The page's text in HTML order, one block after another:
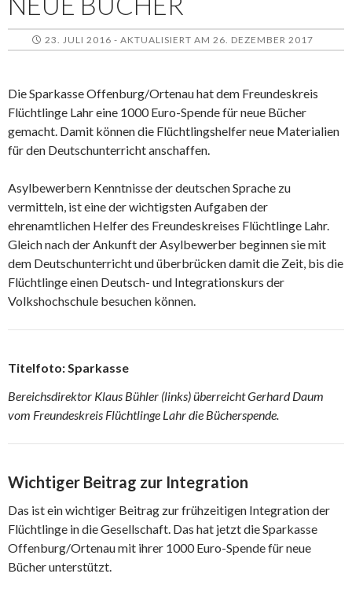
23. JULI 2016 - AKTUALISIERT AM 26. DEZEMBER 2017
Die Sparkasse Offenburg/Ortenau hat dem Freundeskreis
Flüchtlinge Lahr eine 1000 Euro-Spende für neue Bücher
gemacht. Damit können die Flüchtlingshelfer neue Materialien
für den Deutschunterricht anschaffen.
Asylbewerbern Kenntnisse der deutschen Sprache zu
vermitteln, ist eine der wichtigsten Aufgaben der
ehrenamtlichen Helfer des Freundeskreises Flüchtlinge Lahr.
Gleich nach der Ankunft der Asylbewerber beginnen sie mit
dem Deutschunterricht und überbrücken damit die Zeit, bis die
Flüchtlinge einen Deutsch- und Integrationskurs der
Volkshochschule besuchen können.
Titelfoto: Sparkasse
Bereichsdirektor Klaus Bühler (links) überreicht Gerhard Daum
vom Freundeskreis Flüchtlinge Lahr die Bücherspende.
Wichtiger Beitrag zur Integration
Das ist ein wichtiger Beitrag zur frühzeitigen Integration der
Flüchtlinge in die Gesellschaft. Das hat jetzt die Sparkasse
Offenburg/Ortenau mit ihrer 1000 Euro-Spende für neue
Bücher unterstützt.